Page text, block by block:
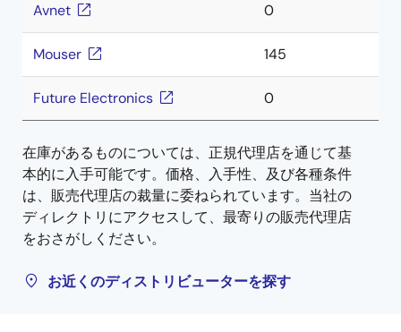
Avnet 0
Mouser 145
Future Electronics 0
在庫があるものについては、正規代理店を通じて基
本的に入手可能です。価格、入手性、及び各種条件
は、販売代理店の裁量に委ねられています。当社の
ディレクトリにアクセスして、最寄りの販売代理店
をおさがしください。
お近くのディストリビューターを探す